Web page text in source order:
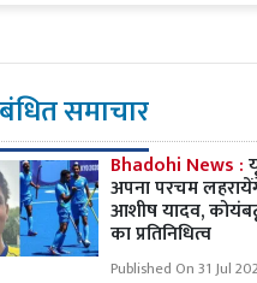
समाचार
Bhadohi News :
अपना परचम
आशीष यादव,
का प्रतिनिधित्व
Published On 31 Jul